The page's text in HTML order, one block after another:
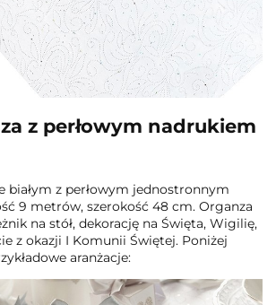
z perłowym nadrukiem
białym z perłowym jednostronnym
9 metrów, szerokość 48 cm. Organza
na stół, dekorację na Święta, Wigilię,
z okazji I Komunii Świętej. Poniżej
aranżacje: